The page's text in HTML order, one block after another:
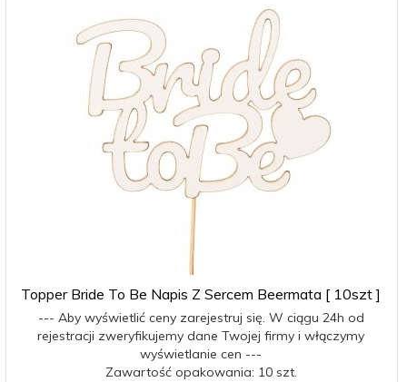
Topper Bride To Be Napis Z Sercem Beermata [ 10szt ]
--- Aby wyświetlić ceny zarejestruj się. W ciągu 24h od
rejestracji zweryfikujemy dane Twojej firmy i włączymy
wyświetlanie cen ---
Zawartość opakowania: 10 szt.